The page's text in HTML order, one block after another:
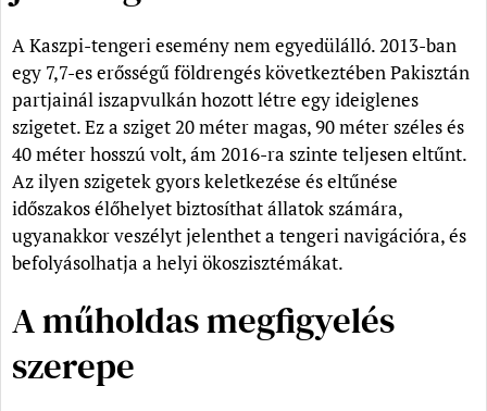
A Kaszpi-tengeri esemény nem egyedülálló. 2013-ban
egy 7,7-es erősségű földrengés következtében Pakisztán
partjainál iszapvulkán hozott létre egy ideiglenes
szigetet. Ez a sziget 20 méter magas, 90 méter széles és
40 méter hosszú volt, ám 2016-ra szinte teljesen eltűnt.
Az ilyen szigetek gyors keletkezése és eltűnése
időszakos élőhelyet biztosíthat állatok számára,
ugyanakkor veszélyt jelenthet a tengeri navigációra, és
befolyásolhatja a helyi ökoszisztémákat.
A műholdas megfigyelés
szerepe